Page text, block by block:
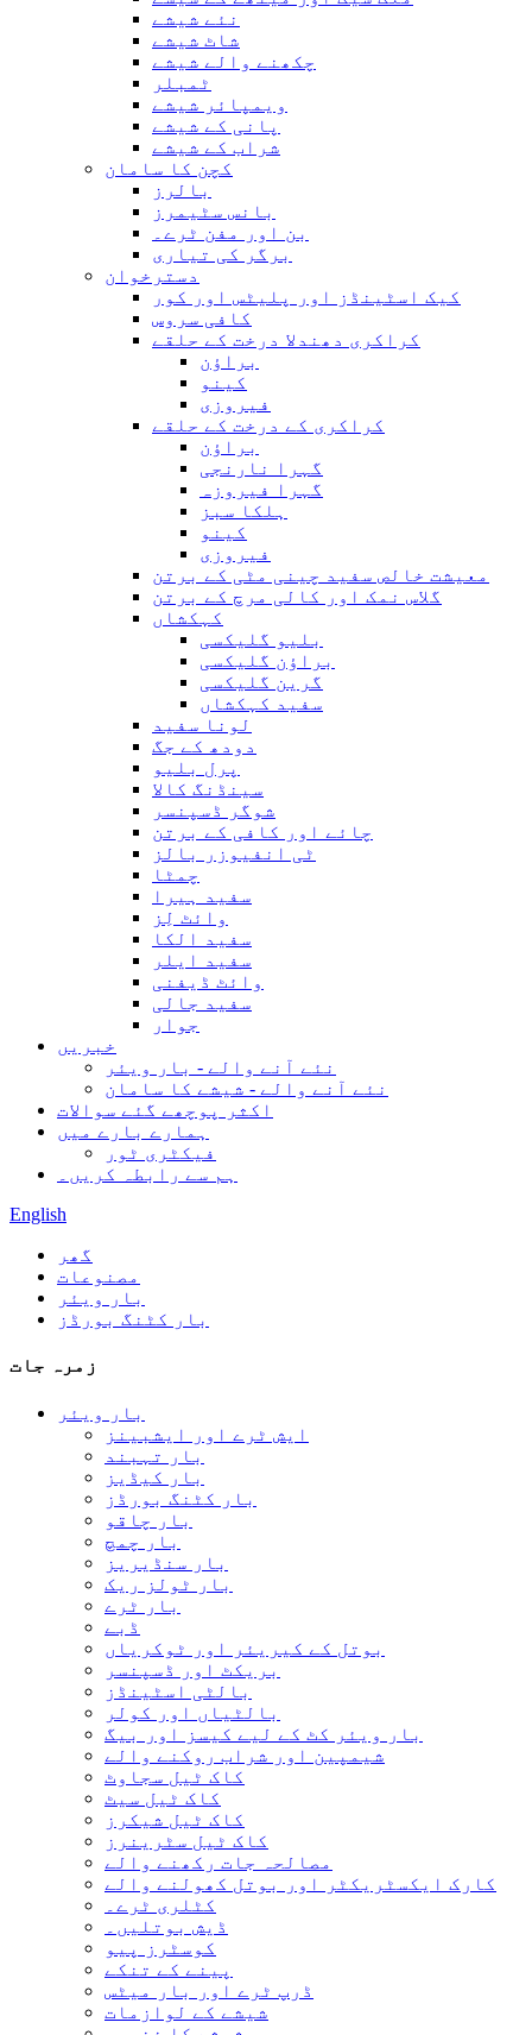
نئے شیشے
شاٹ شیشے
چکھنے والے شیشے
ٹمبلر
ویمپائر شیشے
پانی کے شیشے
شراب کے شیشے
کچن کا سامان
بالرز
بانس سٹیمرز
بن اور مفن ٹرے۔
برگر کی تیاری
دسترخوان
کیک اسٹینڈز اور پلیٹس اور کور
کافی سروس
کراکری دھندلا درخت کے حلقے
براؤن
کینو
فیروزی
کراکری کے درخت کے حلقے
براؤن
گہرا نارنجی
گہرا فیروزہ
ہلکا سبز
کینو
فیروزی
معیشت خالص سفید چینی مٹی کے برتن
گلاس نمک اور کالی مرچ کے برتن
کہکشاں
بلیو گلیکسی
براؤن گلیکسی
گرین گلیکسی
سفید کہکشاں
لونا سفید
دودھ کے جگ
پرل بلیو
سینڈنگ کالا
شوگر ڈسپنسر
چائے اور کافی کے برتن
ٹی انفیوزر بالز
چمٹا
سفید ہیرا
وائٹ لِز
سفید الکا
سفید ایلر
وائٹ ڈیفنی
سفید جالی
جوار
خبریں
نئے آنے والے - بار ویئر
نئے آنے والے - شیشے کا سامان
اکثر پوچھے گئے سوالات
ہمارے بارے میں
فیکٹری ٹور
ہم سے رابطہ کریں۔
English
گھر
مصنوعات
بار ویئر
بار کٹنگ بورڈز
زمرہ جات
بار ویئر
ایش ٹرے اور ایشبینز
بار تہبند
بار کیڈیز
بار کٹنگ بورڈز
بار چاقو
بار چمچ
بار سنڈیریز
بار ٹولز ریک
بار ٹرے
ڈبے
بوتل کے کیریئر اور ٹوکریاں
بریکٹ اور ڈسپنسر
بالٹی اسٹینڈز
بالٹیاں اور کولر
بار ویئر کٹ کے لیے کیسز اور بیگ
شیمپین اور شراب روکنے والے
کاک ٹیل سجاوٹ
کاک ٹیل سیٹ
کاک ٹیل شیکرز
کاک ٹیل سٹرینرز
مصالحہ جات رکھنے والے
کارک ایکسٹریکٹر اور بوتل کھولنے والے
کٹلری ٹرے۔
ڈیش بوتلیں۔
کوسٹرز پیو
پینے کے تنکے
ڈرپ ٹرے اور بار میٹس
شیشے کے لوازمات